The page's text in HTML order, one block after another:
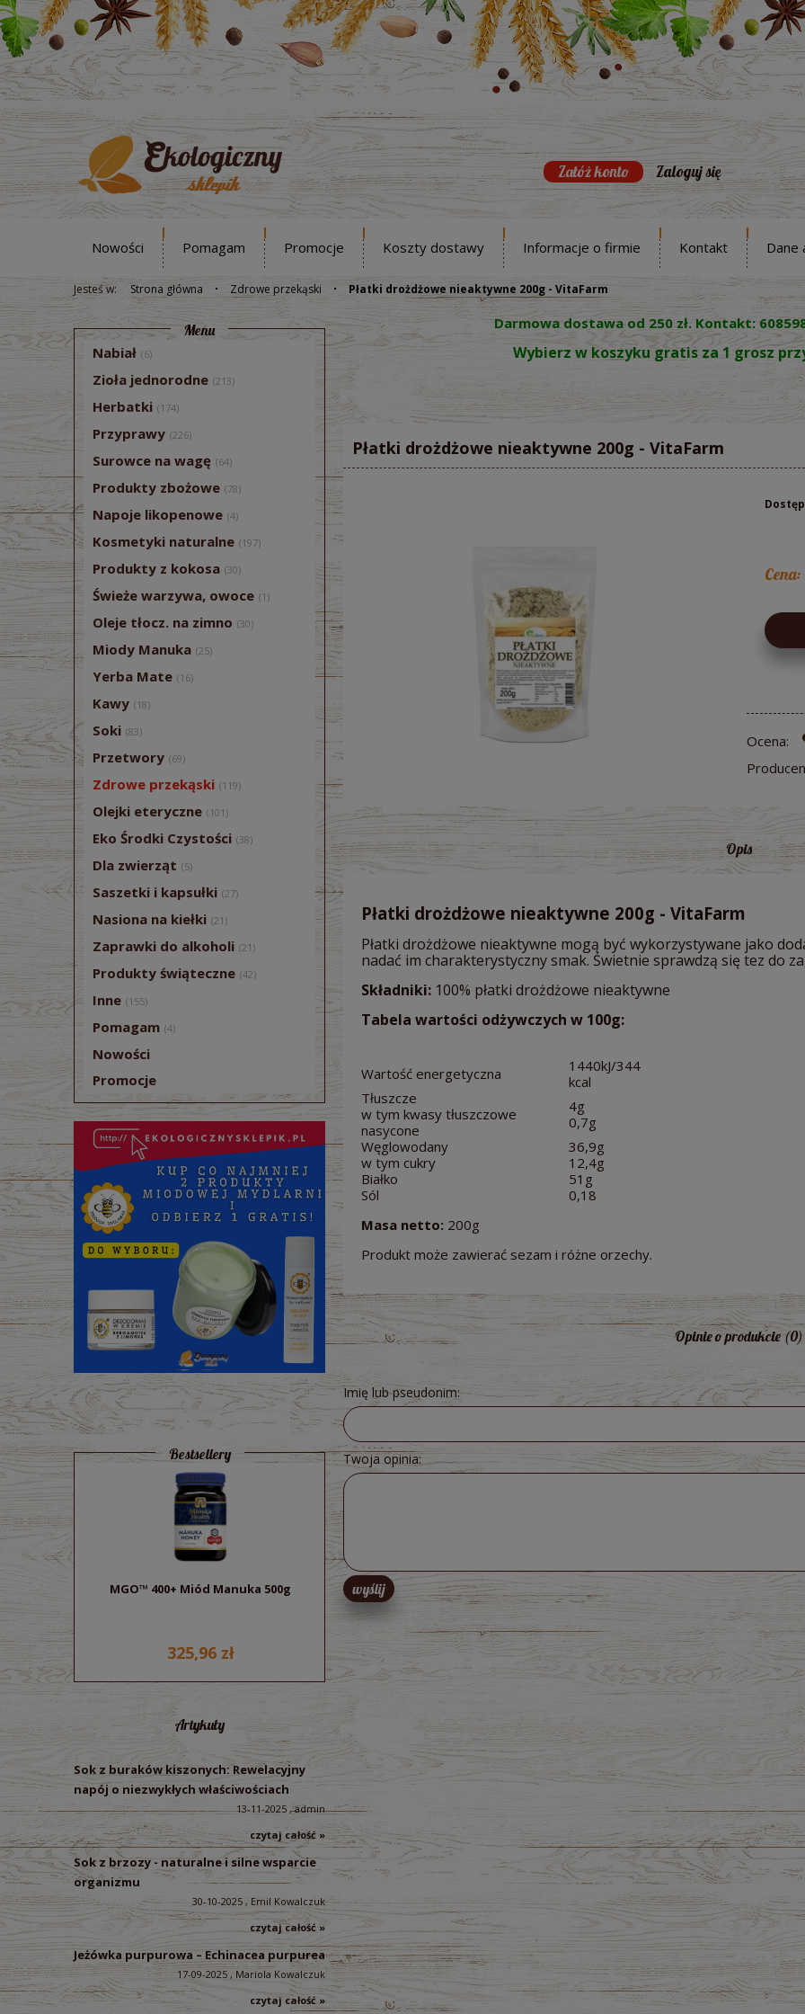
Załóż konto Zaloguj się
Nowości Pomagam Promocje Koszty dostawy Informacje o firmie Kontakt Dane
Jesteś w: Strona główna Zdrowe przekąski Płatki drożdżowe nieaktywne 200g - VitaFarm
Menu
Nabiał (6)
Zioła jednorodne (213)
Herbatki (174)
Przyprawy (226)
Surowce na wagę (64)
Produkty zbożowe (78)
Napoje likopenowe (4)
Kosmetyki naturalne (197)
Produkty z kokosa (30)
Świeże warzywa, owoce (1)
Oleje tłocz. na zimno (30)
Miody Manuka (25)
Yerba Mate (16)
Kawy (18)
Soki (83)
Przetwory (69)
Zdrowe przekąski (119)
Olejki eteryczne (101)
Eko Środki Czystości (38)
Dla zwierząt (5)
Saszetki i kapsułki (27)
Nasiona na kiełki (21)
Zaprawki do alkoholi (21)
Produkty świąteczne (42)
Inne (155)
Pomagam (4)
Nowości
Promocje
Bestsellery
MGO™ 400+ Miód Manuka 500g
325,96 zł
Sok z buraków kiszonych 300 ml -
ekologiczny Bio Food
5,71 zł
Pesto z Czosnku Niedźwiedziego
10,51 zł
Artykuły
Sok z buraków kiszonych: Rewelacyjny
napój o niezwykłych właściwościach
13-11-2025 , admin
czytaj całość »
Sok z brzozy - naturalne i silne wsparcie
organizmu
30-10-2025 , Emil Kowalczuk
czytaj całość »
Jeżówka purpurowa – Echinacea purpurea
17-09-2025 , Mariola Kowalczuk
czytaj całość »
Darmowa dostawa od 250 zł. Kontakt:
Wybierz w koszyku gratis za 1 grosz
Płatki drożdżowe nieaktywne 200g - VitaFarm
Cena:
Ocena:
Opis
Płatki drożdżowe nieaktywne 200g - VitaFarm
Płatki drożdżowe nieaktywne mogą być wykorzystywane jako
nadać im charakterystyczny smak. Świetnie sprawdzą się tez do
Składniki: 100% płatki drożdżowe nieaktywne
Tabela wartości odżywczych w 100g:
Wartość energetyczna
1440kJ/344
kcal
Tłuszcze
w tym kwasy tłuszczowe
nasycone
4g
0,7g
Węglowodany
w tym cukry
36,9g
12,4g
Białko
51g
Sól
0,18
Masa netto: 200g
Produkt może zawierać sezam i różne orzechy.
Opinie o produkcie (0)
Imię lub pseudonim:
Twoja opinia:
wyślij